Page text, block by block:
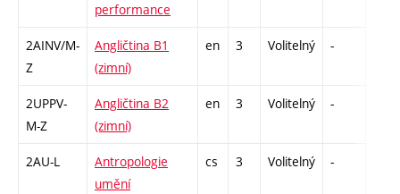
performance
2AINV/M-
Z
Angličtina B1
(zimní)
en 3 Volitelný -
2UPPV-
M-Z
Angličtina B2
(zimní)
en 3 Volitelný -
2AU-L
Antropologie
umění
cs 3 Volitelný -